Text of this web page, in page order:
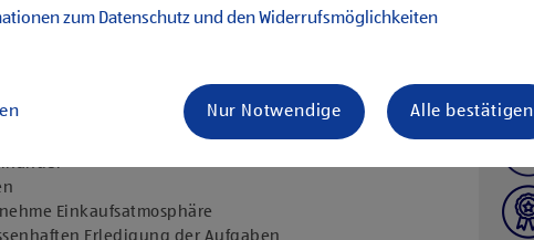
mitzugestalten
Einkaufsatmosphäre
Erledigung der Aufgaben
zum Datenschutz und den Widerrufsmöglichkeiten
Nur Notwendige Alle bestätigen